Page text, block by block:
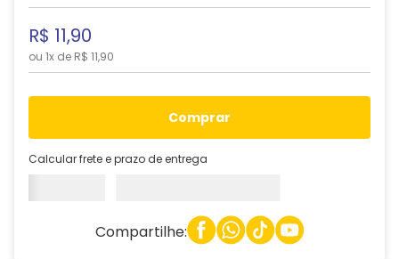
R$ 11,90
ou 1x de R$ 11,90
comprar
Calcular frete e prazo de entrega
Compartilhe: